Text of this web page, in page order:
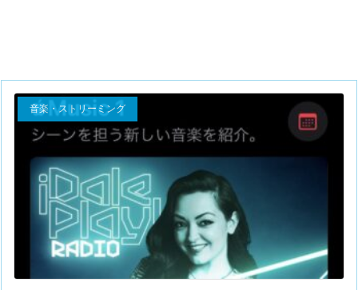
音楽・ストリーミング